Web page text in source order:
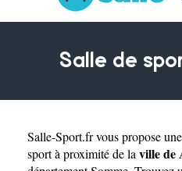
Salle de
Salle-Sport.frvous propose
sport à proximité de la ville de